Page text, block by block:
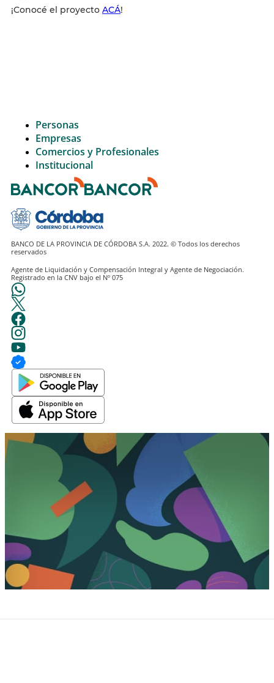
¡Conocé el proyecto ACÁ!
Personas
Empresas
Comercios y Profesionales
Institucional
BANCO DE LA PROVINCIA DE CÓRDOBA S.A. 2022. © Todos los derechos
Agente de Liquidación y Compensación Integral y Agente de Negociación.
Registrado en la CNV bajo el Nº 075